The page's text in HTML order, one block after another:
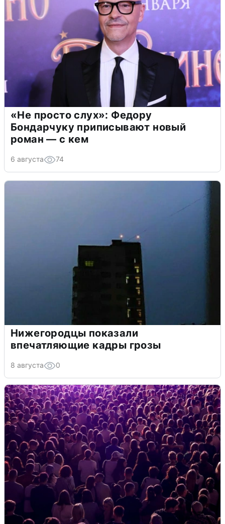
«Не просто слух»: Федору
Бондарчуку приписывают новый
роман — с кем
6 августа 74
Нижегородцы показали
впечатляющие кадры грозы
8 августа 0